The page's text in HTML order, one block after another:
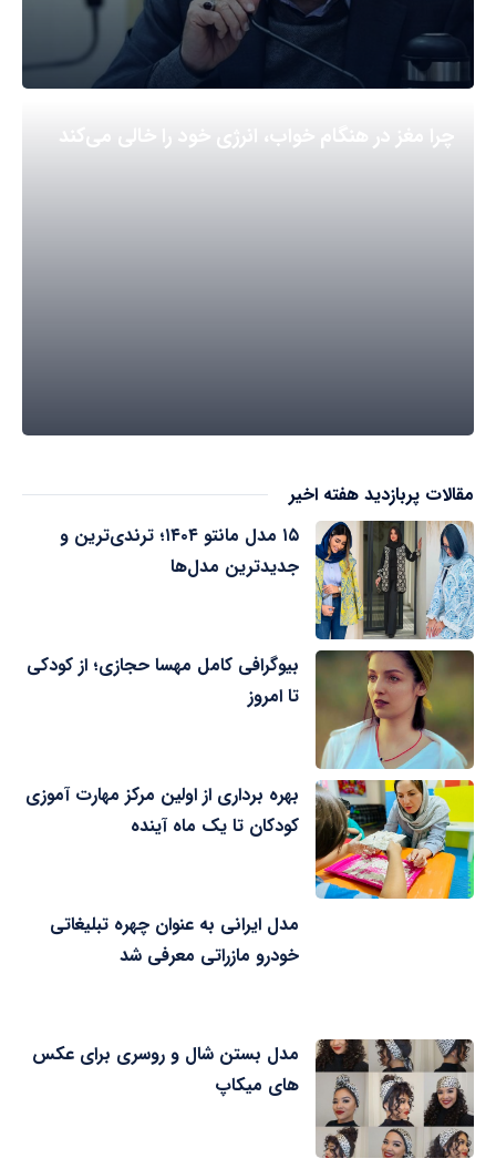
چرا مغز در هنگام خواب، انرژی خود را خالی می‌کند
مقالات پربازدید هفته اخیر
۱۵ مدل مانتو ۱۴۰۴؛ ترندی‌ترین و
جدیدترین مدل‌ها
بیوگرافی کامل مهسا حجازی؛ از کودکی
تا امروز
بهره برداری از اولین مرکز مهارت آموزی
کودکان تا یک ماه آینده
مدل ایرانی به عنوان چهره تبلیغاتی
خودرو مازراتی معرفی شد
مدل بستن شال و روسری برای عکس
های میکاپ